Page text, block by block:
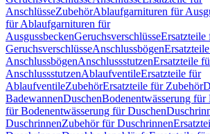
AnschlüsseZubehörAblaufgarnituren für
für Ablaufgarnituren für
AusgussbeckenGeruchsverschlüsseErsatzteile
GeruchsverschlüsseAnschlussbögen
AnschlussbögenAnschlussstutzenErsatzteile
AnschlussstutzenAblaufventileErsatzteile für
AblaufventileZubehörErsatzteile für Zubehör
BadewannenDuschenBodenentwässerung für
für Bodenentwässerung für Duschen
DuschrinnenZubehör für Duschrinnen